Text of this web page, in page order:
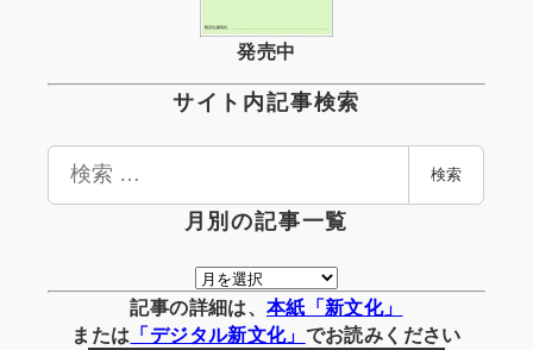
発売中
サイト内記事検索
検
検索
月別の記事一覧
月
別
の
記事の詳細は、 本紙「新文化」
または 「デジタル新文化」 でお読みください